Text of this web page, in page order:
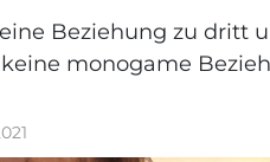
Beziehung zu dritt
monogame